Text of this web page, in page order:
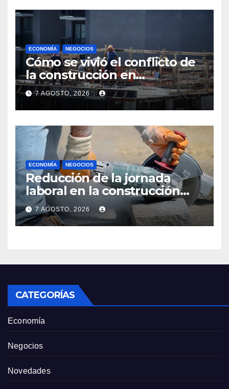
ECONOMÍA NEGOCIOS
Cómo se vivió el conflicto de
la construcción en
Maldonado, un
departamento donde el
sector tiene sus
particularidades
7 AGOSTO, 2026
ECONOMÍA NEGOCIOS
Reducción de la jornada
laboral en la construcción
reaviva polémica entre
empresarios y sindicatos
7 AGOSTO, 2026
CATEGORÍAS
Economía
Negocios
Novedades